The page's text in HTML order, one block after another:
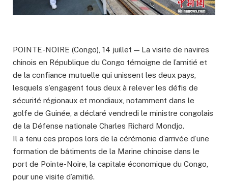
POINTE-NOIRE (Congo), 14 juillet — La visite de navires
chinois en République du Congo témoigne de l’amitié et
de la confiance mutuelle qui unissent les deux pays,
lesquels s’engagent tous deux à relever les défis de
sécurité régionaux et mondiaux, notamment dans le
golfe de Guinée, a déclaré vendredi le ministre congolais
de la Défense nationale Charles Richard Mondjo.
Il a tenu ces propos lors de la cérémonie d’arrivée d’une
formation de bâtiments de la Marine chinoise dans le
port de Pointe-Noire, la capitale économique du Congo,
pour une visite d’amitié.